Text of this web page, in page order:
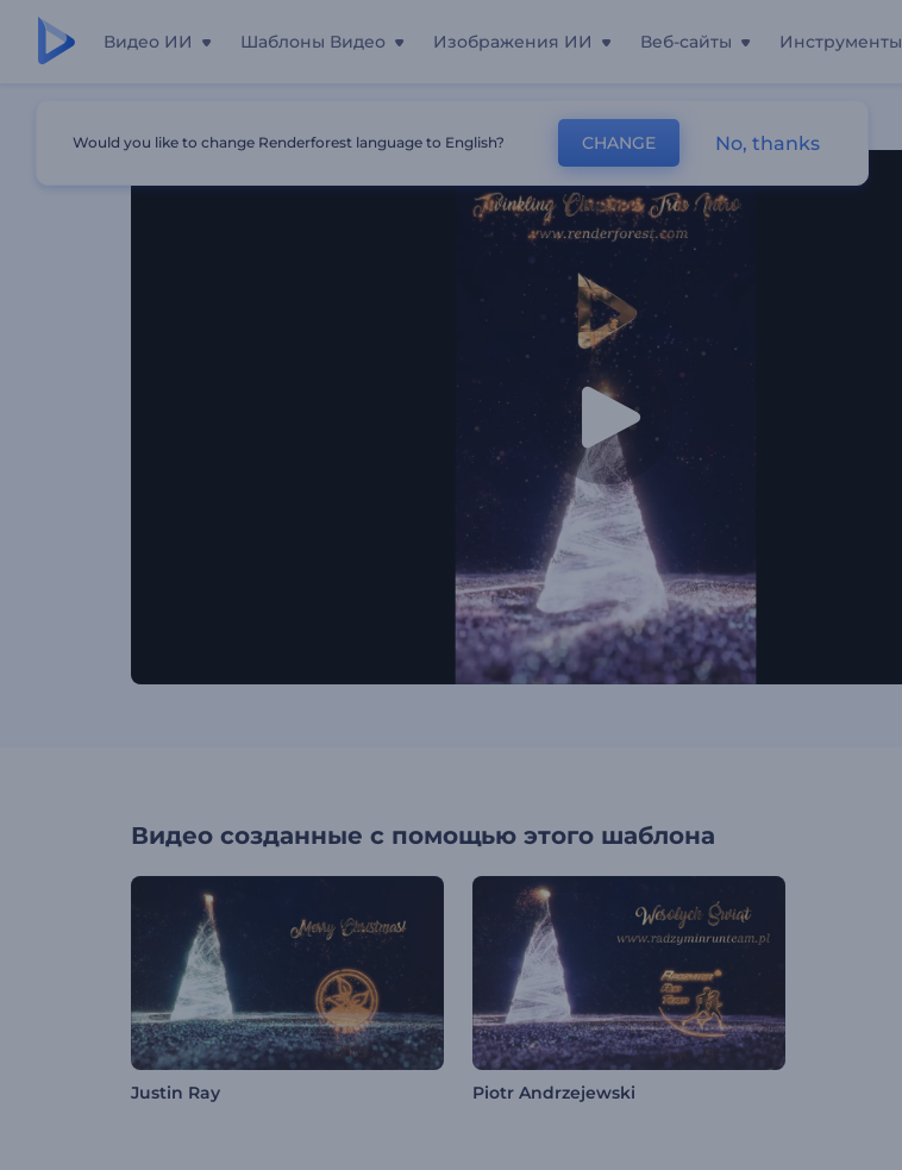
Видео ИИ Шаблоны Видео Изображения ИИ Веб-сайты Инструменты
Интро: Сверкающая Новогодняя Елка
Видео созданные с помощью этого шаблона
Justin Ray Piotr Andrzejewski
Would you like to change Renderforest language to English? CHANGE No, thanks